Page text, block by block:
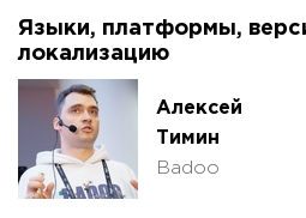
Языки, платформы,
локализацию
Алексей
Тимин
Badoo